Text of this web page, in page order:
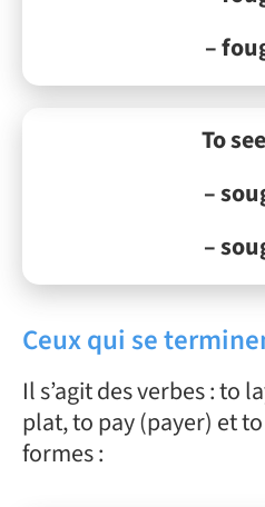
–
To
–
–
Ceux qui se
Il s’agit des verbes : to
plat, to pay (payer) et
formes :